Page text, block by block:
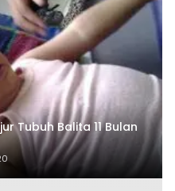
Tubuh Balita 11 Bulan